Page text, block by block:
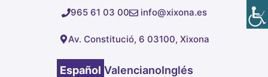
965 61 03 00 info@xixona.es
Av. Constitució, 6 03100, Xixona
Español ValencianoInglés